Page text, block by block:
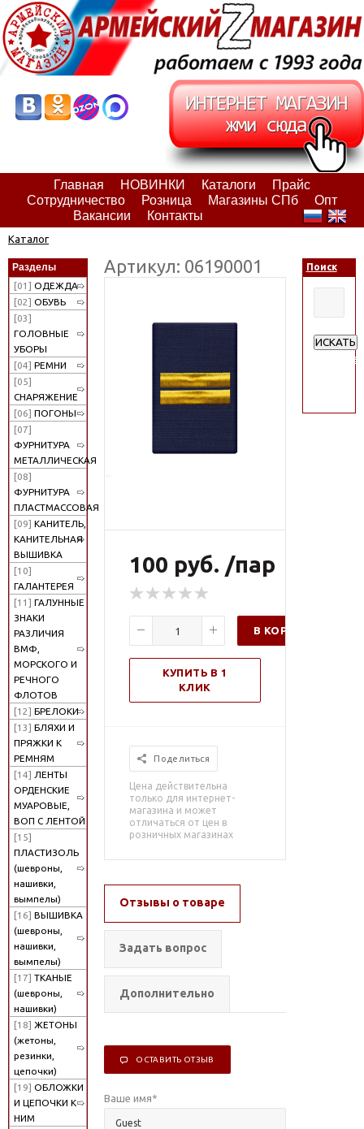
Главная НОВИНКИ Каталоги
Прайс
Сотрудничество
Розница Магазины СПб
Опт
Вакансии
Контакты
Каталог
Разделы
[01] ОДЕЖДА
[02] ОБУВЬ
[03]
ГОЛОВНЫЕ
УБОРЫ
[04] РЕМНИ
[05]
СНАРЯЖЕНИЕ
[06] ПОГОНЫ
[07]
ФУРНИТУРА
МЕТАЛЛИЧЕСКАЯ
[08]
ФУРНИТУРА
ПЛАСТМАССОВАЯ
[09] КАНИТЕЛЬ,
КАНИТЕЛЬНАЯ
ВЫШИВКА
[10]
ГАЛАНТЕРЕЯ
[11] ГАЛУННЫЕ
ЗНАКИ
РАЗЛИЧИЯ
ВМФ,
МОРСКОГО И
РЕЧНОГО
ФЛОТОВ
[12] БРЕЛОКИ
[13] БЛЯХИ И
ПРЯЖКИ К
РЕМНЯМ
[14] ЛЕНТЫ
ОРДЕНСКИЕ
МУАРОВЫЕ,
ВОП С ЛЕНТОЙ
[15]
ПЛАСТИЗОЛЬ
(шевроны,
нашивки,
вымпелы)
[16] ВЫШИВКА
(шевроны,
нашивки,
вымпелы)
[17] ТКАНЫЕ
(шевроны,
нашивки)
[18] ЖЕТОНЫ
(жетоны,
резинки,
цепочки)
[19] ОБЛОЖКИ
И ЦЕПОЧКИ К
НИМ
Артикул: 06190001
100 руб. /пар
В КОРЗИНУ
КУПИТЬ В 1
КЛИК
Поделиться
Цена действительна
только для интернет-
магазина и может
отличаться от цен в
розничных магазинах
Отзывы о товаре
Задать вопрос
Дополнительно
ОСТАВИТЬ ОТЗЫВ
Ваше имя*
Поиск
ИСКАТЬ